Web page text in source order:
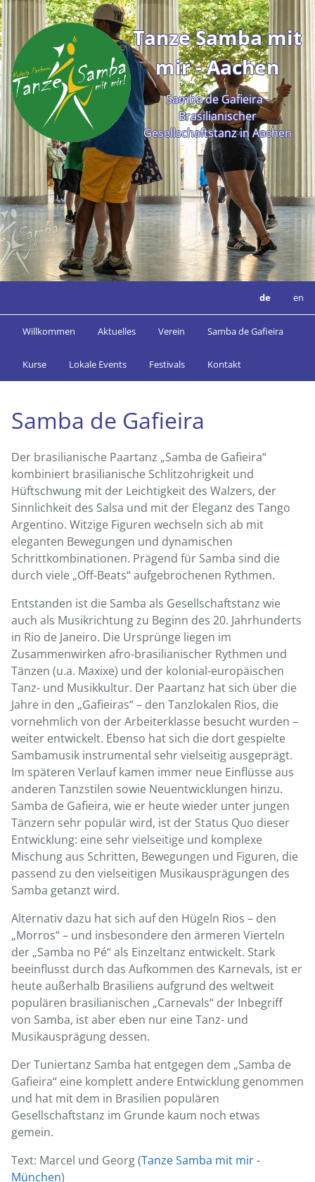
Tanze Samba mit
mir - Aachen
Samba de Gafieira -
Brasilianischer
Gesellschaftstanz in Aachen
en
de
Willkommen Aktuelles Verein Samba de Gafieira
Kurse Lokale Events Festivals Kontakt
Samba de Gafieira
Der brasilianische Paartanz „Samba de Gafieira“
kombiniert brasilianische Schlitzohrigkeit und
Hüftschwung mit der Leichtigkeit des Walzers, der
Sinnlichkeit des Salsa und mit der Eleganz des Tango
Argentino. Witzige Figuren wechseln sich ab mit
eleganten Bewegungen und dynamischen
Schrittkombinationen. Prägend für Samba sind die
durch viele „Off-Beats“ aufgebrochenen Rythmen.
Entstanden ist die Samba als Gesellschaftstanz wie
auch als Musikrichtung zu Beginn des 20. Jahrhunderts
in Rio de Janeiro. Die Ursprünge liegen im
Zusammenwirken afro-brasilianischer Rythmen und
Tänzen (u.a. Maxixe) und der kolonial-europäischen
Tanz- und Musikkultur. Der Paartanz hat sich über die
Jahre in den „Gafieiras“ – den Tanzlokalen Rios, die
vornehmlich von der Arbeiterklasse besucht wurden –
weiter entwickelt. Ebenso hat sich die dort gespielte
Sambamusik instrumental sehr vielseitig ausgeprägt.
Im späteren Verlauf kamen immer neue Einflüsse aus
anderen Tanzstilen sowie Neuentwicklungen hinzu.
Samba de Gafieira, wie er heute wieder unter jungen
Tänzern sehr populär wird, ist der Status Quo dieser
Entwicklung: eine sehr vielseitige und komplexe
Mischung aus Schritten, Bewegungen und Figuren, die
passend zu den vielseitigen Musikausprägungen des
Samba getanzt wird.
Alternativ dazu hat sich auf den Hügeln Rios – den
„Morros“ – und insbesondere den ärmeren Vierteln
der „Samba no Pé“ als Einzeltanz entwickelt. Stark
beeinflusst durch das Aufkommen des Karnevals, ist er
heute außerhalb Brasiliens aufgrund des weltweit
populären brasilianischen „Carnevals“ der Inbegriff
von Samba, ist aber eben nur eine Tanz- und
Musikausprägung dessen.
Der Tuniertanz Samba hat entgegen dem „Samba de
Gafieira“ eine komplett andere Entwicklung genommen
und hat mit dem in Brasilien populären
Gesellschaftstanz im Grunde kaum noch etwas
gemein.
Text: Marcel und Georg (Tanze Samba mit mir -
München)